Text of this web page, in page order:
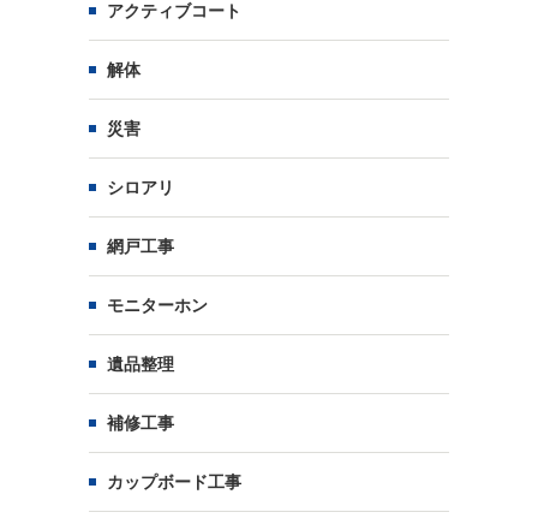
アクティブコート
解体
災害
シロアリ
網戸工事
モニターホン
遺品整理
補修工事
カップボード工事